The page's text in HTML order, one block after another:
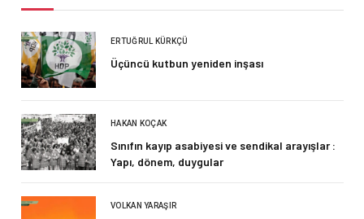
ERTUĞRUL KÜRKÇÜ
Üçüncü kutbun yeniden inşası
HAKAN KOÇAK
Sınıfın kayıp asabiyesi ve sendikal arayışlar :
Yapı, dönem, duygular
VOLKAN YARAŞIR